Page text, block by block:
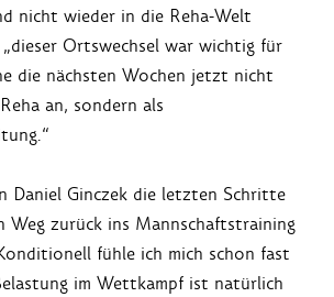
nicht wieder in die Reha-Welt
„dieser Ortswechsel war wichtig für
die nächsten Wochen jetzt nicht
an, sondern als
Daniel Ginczek die letzten Schritte
Weg zurück ins Mannschaftstraining
fühle ich mich schon fast
im Wettkampf ist natürlich